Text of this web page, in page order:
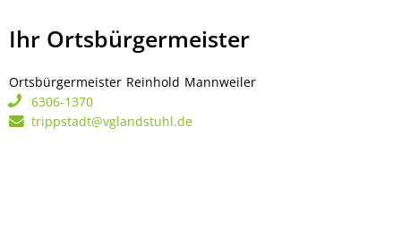
Ihr Ortsbürgermeister
Ortsbürgermeister Reinhold Mannweiler
6306-1370
trippstadt@vglandstuhl.de